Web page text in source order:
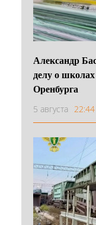
Александр
делу о
Оренбурга
5 августа 22:44